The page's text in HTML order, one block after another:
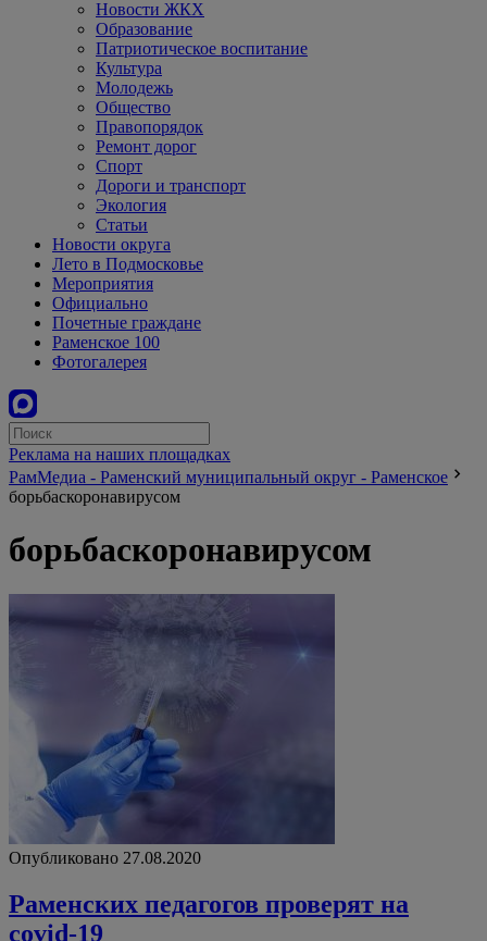
Новости ЖКХ
Образование
Патриотическое воспитание
Культура
Молодежь
Общество
Правопорядок
Ремонт дорог
Спорт
Дороги и транспорт
Экология
Статьи
Новости округа
Лето в Подмосковье
Мероприятия
Официально
Почетные граждане
Раменское 100
Фотогалерея
Реклама на наших площадках
РамМедиа - Раменский муниципальный округ - Раменское
борьбаскоронавирусом
борьбаскоронавирусом
Опубликовано 27.08.2020
Раменских педагогов проверят на
covid-19